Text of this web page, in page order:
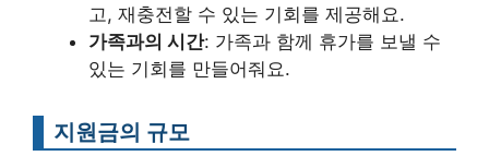
고, 재충전할 수 있는 기회를 제공해요.
가족과의 시간: 가족과 함께 휴가를 보낼 수
있는 기회를 만들어줘요.
지원금의 규모